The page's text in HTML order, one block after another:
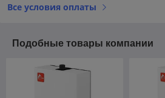
Все условия оплаты
Подобные товары компании